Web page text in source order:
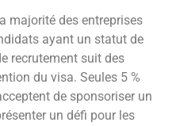
majorité des entreprises
ayant un statut de
recrutement suit des
du visa. Seules 5 %
de sponsoriser un
un défi pour les